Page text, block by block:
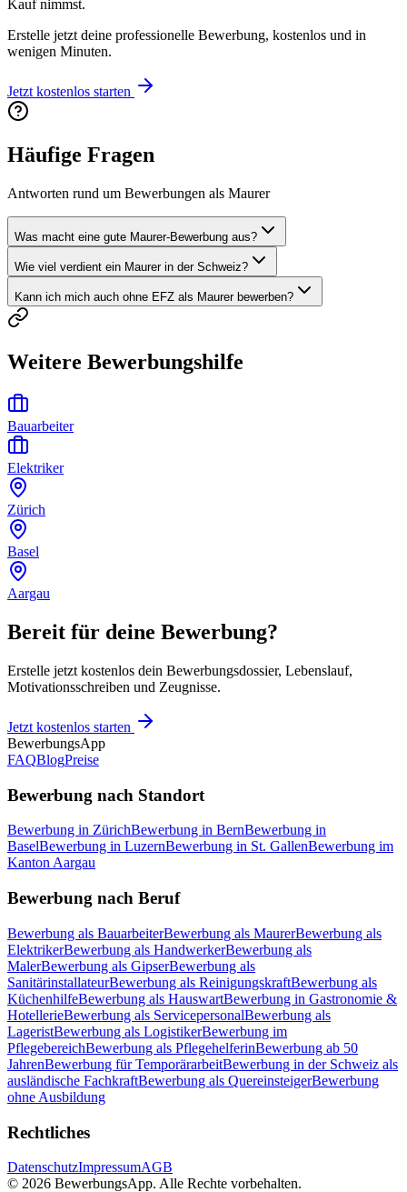
Kauf nimmst.
Erstelle jetzt deine professionelle Bewerbung, kostenlos und in
wenigen Minuten.
Jetzt kostenlos starten
Häufige Fragen
Antworten rund um Bewerbungen als Maurer
Was macht eine gute Maurer-Bewerbung aus?
Wie viel verdient ein Maurer in der Schweiz?
Kann ich mich auch ohne EFZ als Maurer bewerben?
Weitere Bewerbungshilfe
Bauarbeiter
Elektriker
Zürich
Basel
Aargau
Bereit für deine Bewerbung?
Erstelle jetzt kostenlos dein Bewerbungsdossier, Lebenslauf,
Motivationsschreiben und Zeugnisse.
Jetzt kostenlos starten
BewerbungsApp
FAQBlogPreise
Bewerbung nach Standort
Bewerbung in ZürichBewerbung in BernBewerbung in
BaselBewerbung in LuzernBewerbung in St. GallenBewerbung im
Kanton Aargau
Bewerbung nach Beruf
Bewerbung als BauarbeiterBewerbung als MaurerBewerbung als
ElektrikerBewerbung als HandwerkerBewerbung als
MalerBewerbung als GipserBewerbung als
SanitärinstallateurBewerbung als ReinigungskraftBewerbung als
KüchenhilfeBewerbung als HauswartBewerbung in Gastronomie &
HotellerieBewerbung als ServicepersonalBewerbung als
LageristBewerbung als LogistikerBewerbung im
PflegebereichBewerbung als PflegehelferinBewerbung ab 50
JahrenBewerbung für TemporärarbeitBewerbung in der Schweiz als
ausländische FachkraftBewerbung als QuereinsteigerBewerbung
ohne Ausbildung
Rechtliches
DatenschutzImpressumAGB
© 2026 BewerbungsApp. Alle Rechte vorbehalten.